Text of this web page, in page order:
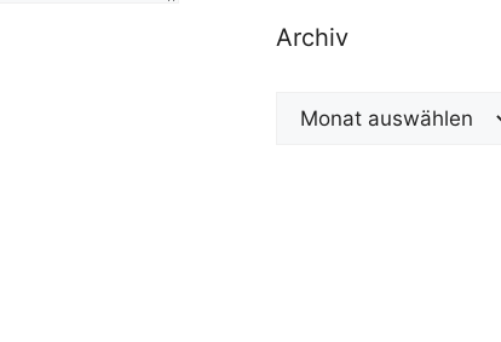
Archiv
Archiv